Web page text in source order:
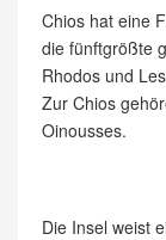
Chios hat eine
die fünftgrößte
Rhodos und
Zur Chios
Oinousses.
Die Insel weist